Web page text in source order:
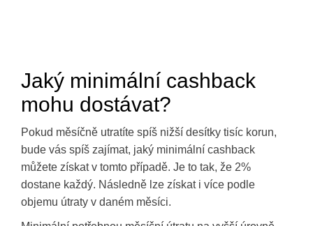
Jaký minimální cashback
mohu dostávat?
Pokud měsíčně utratíte spíš nižší desítky tisíc korun,
bude vás spíš zajímat, jaký minimální cashback
můžete získat v tomto případě. Je to tak, že 2%
dostane každý. Následně lze získat i více podle
objemu útraty v daném měsíci.